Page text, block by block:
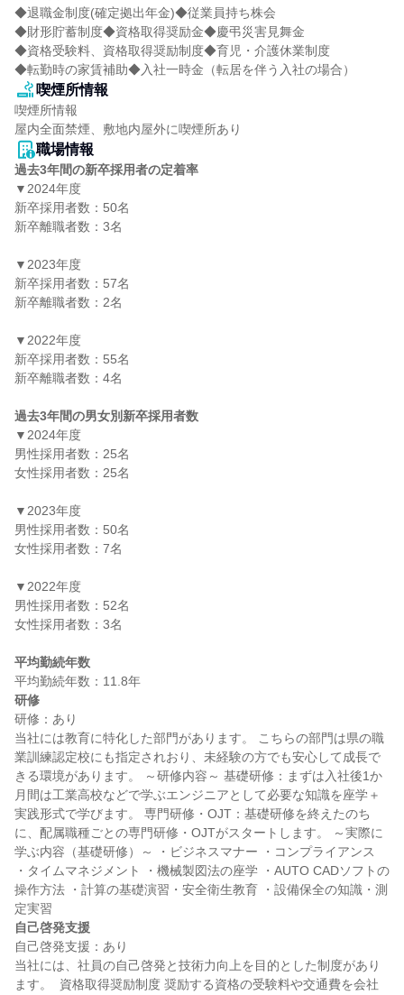
◆退職金制度(確定拠出年金)◆従業員持ち株会
◆財形貯蓄制度◆資格取得奨励金◆慶弔災害見舞金
◆資格受験料、資格取得奨励制度◆育児・介護休業制度
◆転勤時の家賃補助◆入社一時金（転居を伴う入社の場合）
喫煙所情報
喫煙所情報
屋内全面禁煙、敷地内屋外に喫煙所あり
職場情報
過去3年間の新卒採用者の定着率
▼2024年度
新卒採用者数：50名
新卒離職者数：3名
▼2023年度
新卒採用者数：57名
新卒離職者数：2名
▼2022年度
新卒採用者数：55名
新卒離職者数：4名
過去3年間の男女別新卒採用者数
▼2024年度
男性採用者数：25名
女性採用者数：25名
▼2023年度
男性採用者数：50名
女性採用者数：7名
▼2022年度
男性採用者数：52名
女性採用者数：3名
平均勤続年数
研修
研修：あり
当社には教育に特化した部門があります。 こちらの部門は県の職
業訓練認定校にも指定されおり、未経験の方でも安心して成長で
きる環境があります。 ～研修内容～ 基礎研修：まずは入社後1か
月間は工業高校などで学ぶエンジニアとして必要な知識を座学＋
実践形式で学びます。 専門研修・OJT：基礎研修を終えたのち
に、配属職種ごとの専門研修・OJTがスタートします。 ～実際に
学ぶ内容（基礎研修）～ ・ビジネスマナー ・コンプライアンス
・タイムマネジメント ・機械製図法の座学 ・AUTO CADソフトの
操作方法 ・計算の基礎演習・安全衛生教育 ・設備保全の知識・測
自己啓発支援
自己啓発支援：あり
当社には、社員の自己啓発と技術力向上を目的とした制度があり
ます。  資格取得奨励制度 奨励する資格の受験料や交通費を会社